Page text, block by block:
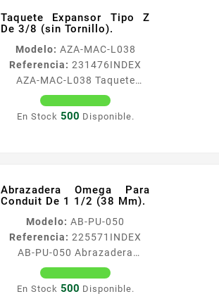
Diaacutemetro 27 mm Altura
11 mm Peso aprox x ciento
10 kg Para el remate de
bordes de tubos y conectores
Taquete Expansor Tipo Z
De 3/8 (sin Tornillo).
Modelo: AZA-MAC-L038
Referencia: 231476INDEX
AZA-MAC-L038 Taquete
Expansor Tipo Z De 3/8 (sin
Tornillo). Caracteriacuteticas
instalacioacuten por par
controlado Uso en
hormigoacuten de baja
resistencia ladrillos macizos
ladrillos huecos etc
Faacutecil montaje Empleo
para cargas medias
En Stock 500 Disponible.
Abrazadera Omega Para
Conduit De 1 1/2 (38 Mm).
Modelo: AB-PU-050
Referencia: 225571 INDEX
AB-PU-050 Abrazadera
Omega Para Conduit De 1 1/2
(38 Mm). Abrazadera Omega
En Stock 500 Disponible.